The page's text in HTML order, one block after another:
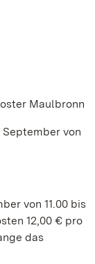
Maulbronn
September von
von 11.00 bis
12,00 € pro
das